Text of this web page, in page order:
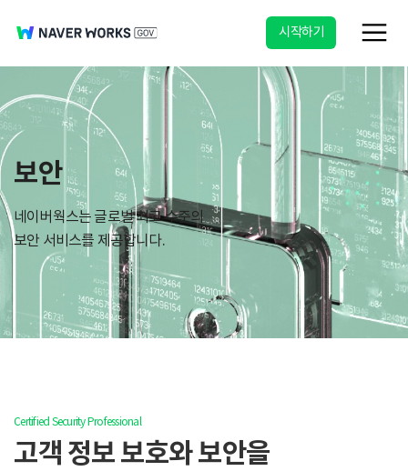
시작하기
보안
네이버웍스는 글로벌 최고 수준의
보안 서비스를 제공합니다.
Certified Security Professional
고객 정보 보호와 보안을